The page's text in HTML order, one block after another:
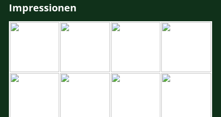
Impressionen